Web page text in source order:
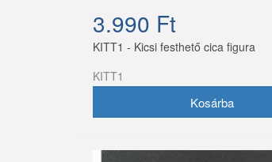
3.990 Ft
KITT1 - Kicsi festhető cica figura
KITT1